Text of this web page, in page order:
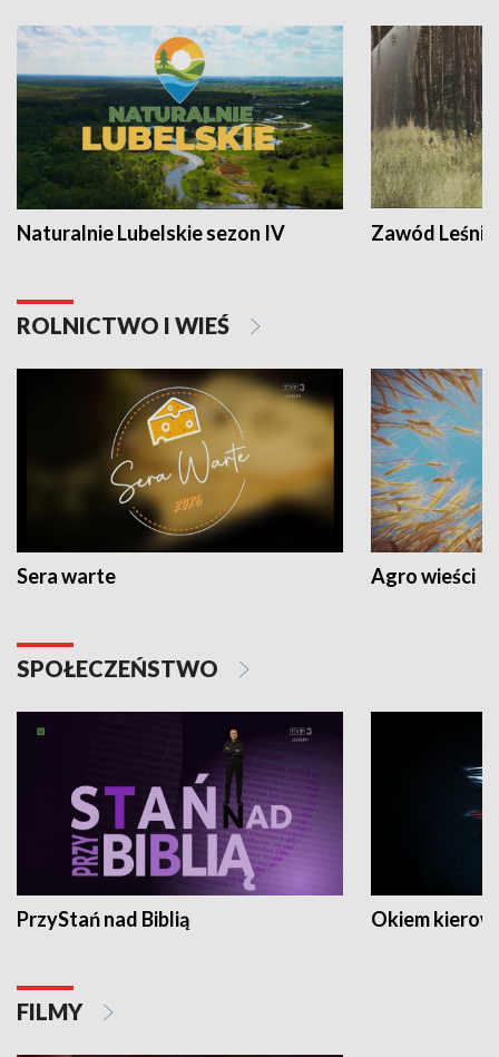
Naturalnie Lubelskie sezon IV Zawód Leśnik
ROLNICTWO I WIEŚ
Sera warte Agro wieści
SPOŁECZEŃSTWO
PrzyStań nad Biblią Okiem
FILMY